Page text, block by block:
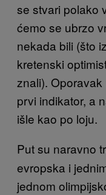
se stvari polako
ćemo se ubrzo
nekada bili (što
kretenski
znali).
prvi indikator, a
išle kao po loju.
Put su naravno
evropska i
jednom